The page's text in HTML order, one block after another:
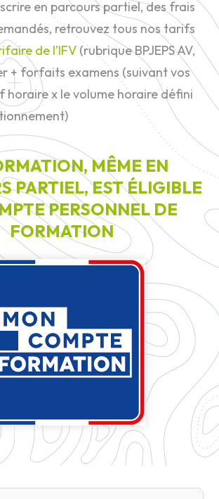
en parcours partiel, des frais
retrouvez tous nos tarifs
de l’IFV (rubrique BPJEPS AV,
+ forfaits examens (suivant vos
horaire x le volume horaire défini
MÊME EN
PARTIEL, EST ÉLIGIBLE
PERSONNEL DE
FORMATION